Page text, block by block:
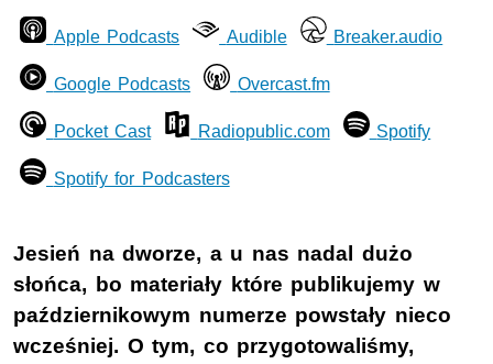
Apple Podcasts Audible Breaker.audio
Google Podcasts Overcast.fm
Pocket Cast Radiopublic.com Spotify
Spotify for Podcasters
Jesień na dworze, a u nas nadal dużo
słońca, bo materiały które publikujemy w
październikowym numerze powstały nieco
wcześniej. O tym, co przygotowaliśmy,